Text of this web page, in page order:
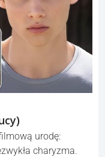
urodę:
charyzma.